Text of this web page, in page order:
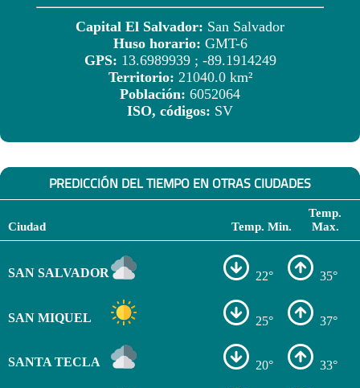
Capital El Salvador: San Salvador
Huso horario: GMT-6
GPS: 13.6989939 ; -89.1914249
Territorio: 21040.0 km²
Población: 6052064
ISO, códigos: SV
PREDICCIÓN DEL TIEMPO EN OTRAS CIUDADES
Ciudad Temp. Min.
Temp.
Max.
SAN SALVADOR 22° 35°
SAN MIQUEL 25° 37°
SANTA TECLA 20° 33°